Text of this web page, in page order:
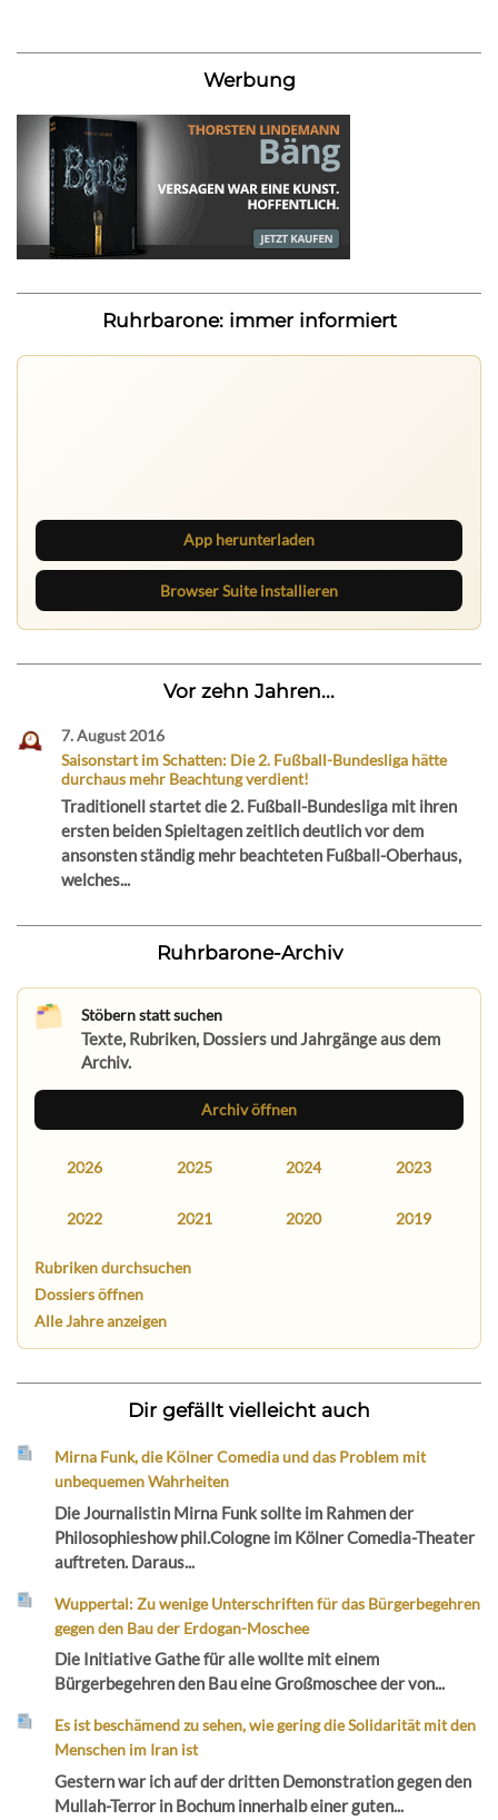
Werbung
Ruhrbarone: immer informiert
App herunterladen
Browser Suite installieren
Vor zehn Jahren...
7. August 2016
Saisonstart im Schatten: Die 2. Fußball-Bundesliga hätte
durchaus mehr Beachtung verdient!
Traditionell startet die 2. Fußball-Bundesliga mit ihren
ersten beiden Spieltagen zeitlich deutlich vor dem
ansonsten ständig mehr beachteten Fußball-Oberhaus,
welches...
Ruhrbarone-Archiv
Stöbern statt suchen
Texte, Rubriken, Dossiers und Jahrgänge aus dem
Archiv.
Archiv öffnen
2026 2025 2024 2023
2022 2021 2020 2019
Rubriken durchsuchen
Dossiers öffnen
Alle Jahre anzeigen
Dir gefällt vielleicht auch
Mirna Funk, die Kölner Comedia und das Problem mit
unbequemen Wahrheiten
Die Journalistin Mirna Funk sollte im Rahmen der
Philosophieshow phil.Cologne im Kölner Comedia-Theater
auftreten. Daraus...
Wuppertal: Zu wenige Unterschriften für das Bürgerbegehren
gegen den Bau der Erdogan-Moschee
Die Initiative Gathe für alle wollte mit einem
Bürgerbegehren den Bau eine Großmoschee der von...
Es ist beschämend zu sehen, wie gering die Solidarität mit den
Menschen im Iran ist
Gestern war ich auf der dritten Demonstration gegen den
Mullah-Terror in Bochum innerhalb einer guten...